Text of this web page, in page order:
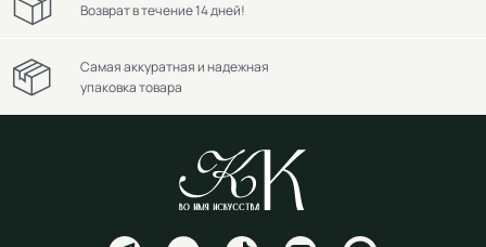
Возврат в течение 14 дней!
Самая аккуратная и надежная
упаковка товара